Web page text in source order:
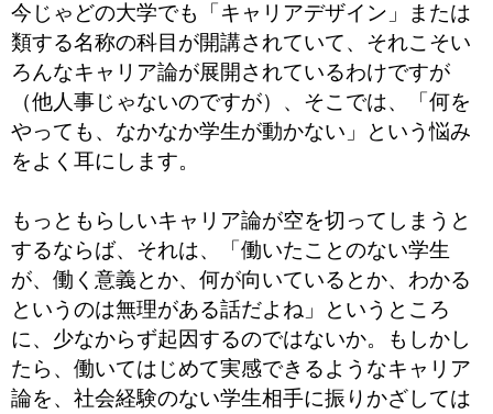
今じゃどの大学でも「キャリアデザイン」または
類する名称の科目が開講されていて、それこそい
ろんなキャリア論が展開されているわけですが
（他人事じゃないのですが）、そこでは、「何を
やっても、なかなか学生が動かない」という悩み
をよく耳にします。
もっともらしいキャリア論が空を切ってしまうと
するならば、それは、「働いたことのない学生
が、働く意義とか、何が向いているとか、わかる
というのは無理がある話だよね」というところ
に、少なからず起因するのではないか。もしかし
たら、働いてはじめて実感できるようなキャリア
論を、社会経験のない学生相手に振りかざしては